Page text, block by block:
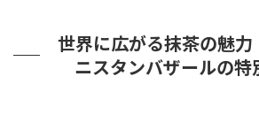
世界に広がる抹茶の魅力
ニスタンバザールの特